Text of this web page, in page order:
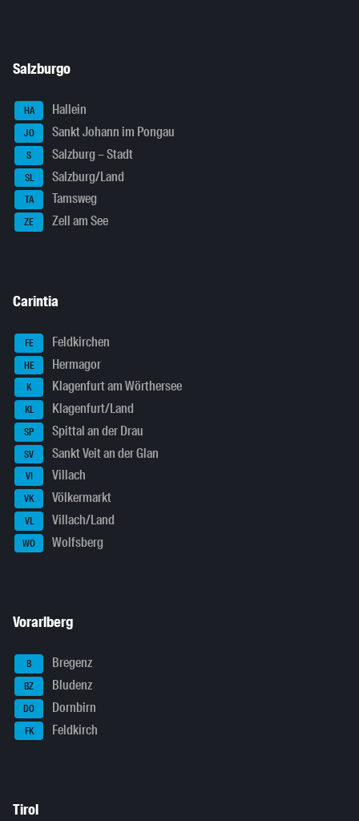
Salzburgo
HA Hallein
JO Sankt Johann im Pongau
S Salzburg – Stadt
SL Salzburg/Land
TA Tamsweg
ZE Zell am See
Carintia
FE Feldkirchen
HE Hermagor
K Klagenfurt am Wörthersee
KL Klagenfurt/Land
SP Spittal an der Drau
SV Sankt Veit an der Glan
VI Villach
VK Völkermarkt
VL Villach/Land
WO Wolfsberg
Vorarlberg
B Bregenz
BZ Bludenz
DO Dornbirn
FK Feldkirch
Tirol